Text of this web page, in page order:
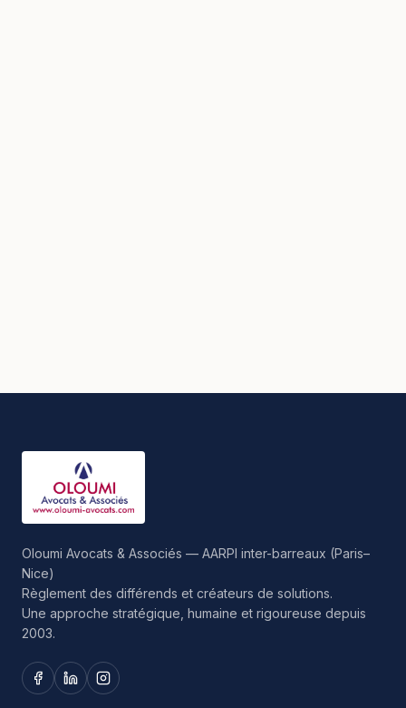
Oloumi Avocats & Associés — AARPI inter-barreaux (Paris–
Nice)
Règlement des différends et créateurs de solutions.
Une approche stratégique, humaine et rigoureuse depuis
2003.